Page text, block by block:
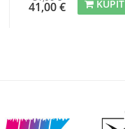
41,00 € KÚPIŤ